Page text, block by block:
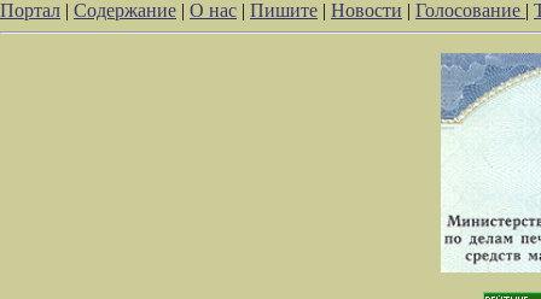
Портал | Содержание | О нас | Пишите | Новости | Голосование |